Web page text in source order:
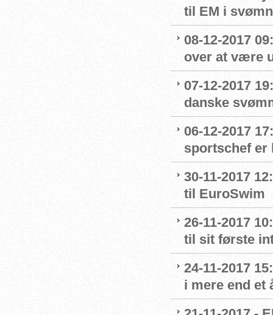
til EM i
08-12-2017
over at være
07-12-2017
danske
06-12-2017
sportschef er
30-11-2017
til EuroSwim
26-11-2017
til sit første
24-11-2017
i mere end et